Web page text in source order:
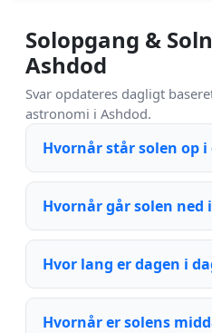
Solopgang &
Ashdod
Svar opdateres dagligt
astronomi i Ashdod.
Hvornår står solen op i
Hvornår går solen ned
Hvor lang er dagen i
Hvornår er solens